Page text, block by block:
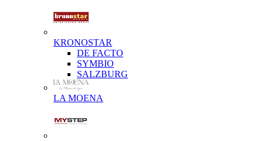
KRONOSTAR
DE FACTO
SYMBIO
SALZBURG
LA MOENA